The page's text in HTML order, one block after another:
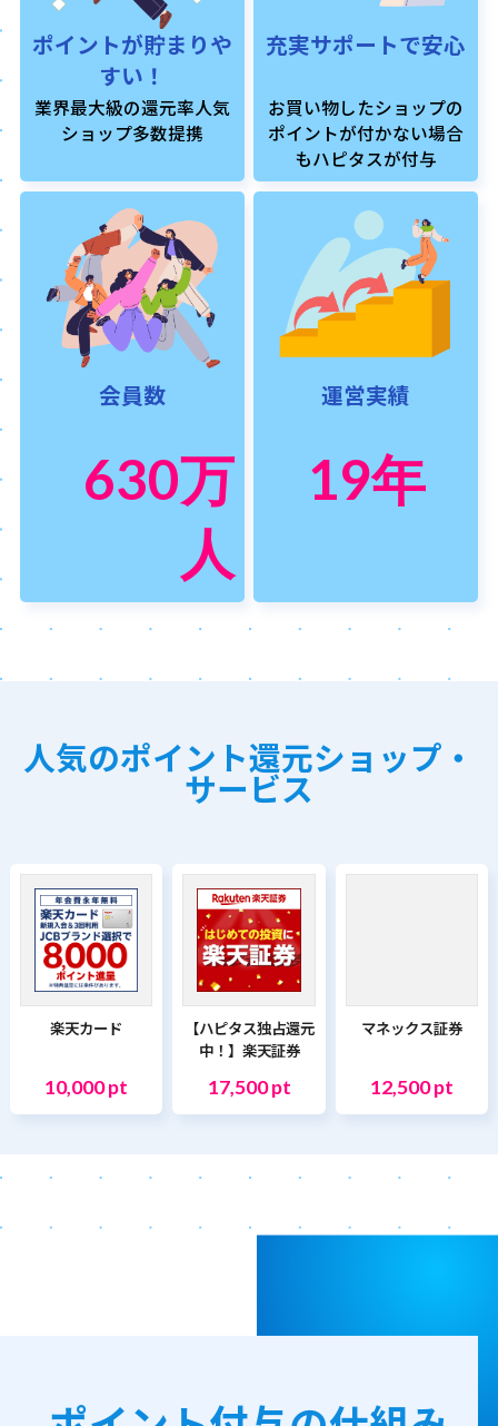
ポイントが貯まりや
すい！
業界最大級の還元率人気
ショップ多数提携
充実サポートで安心
お買い物したショップの
ポイントが付かない場合
もハピタスが付与
会員数
630万
人
運営実績
19年
人気のポイント還元ショップ・
サービス
楽天カード
10,000 pt
【ハピタス独占還元
中！】楽天証券
17,500 pt
マネックス証券
12,500 pt